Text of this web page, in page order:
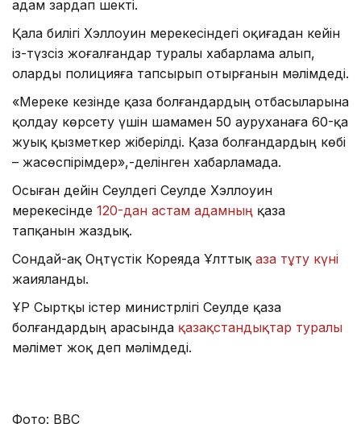
адам зардап шекті.
Қала билігі Хэллоуин мерекесіндегі оқиғадан кейін
із-түзсіз жоғалғандар туралы хабарлама алып,
оларды полицияға тапсырып отырғанын мәлімдеді.
«Мереке кезінде қаза болғандардың отбасыларына
қолдау көрсету үшін шамамен 50 ауруханаға 60-қа
жуық қызметкер жіберілді. Қаза болғандардың көбі
– жасөспірімдер»,-делінген хабарламада.
Осыған дейін Сеулдегі Сеулде Хэллоуин
мерекесінде 120-дан астам адамның қаза
тапқанын жаздық.
Сондай-ақ Оңтүстік Кореяда Ұлттық аза тұту күні
жаияланды.
ҰР Сыртқы істер министрлігі Сеулде қаза
болғандардың арасында қазақстандықтар туралы
мәлімет жоқ деп мәлімдеді.
Фото: ВВС